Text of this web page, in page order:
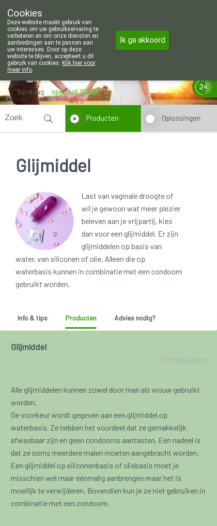
011/606002
Vandaag open tot 18u30
Producten Oplossingen
Glijmiddel
Last van vaginale droogte of
wil je gewoon wat meer plezier
beleven aan je vrijpartij, kies
dan voor een glijmiddel. Er zijn
glijmiddelen op basis van
water, van siliconen of olie. Alleen die op
waterbasis kunnen in combinatie met een condoom
gebruikt worden.
Info & tips Producten Advies nodig?
Glijmiddel
7 Producten
Alle glijmiddelen kunnen zowel door man als vrouw gebruikt
worden.
De voorkeur wordt gegeven aan een glijmiddel op
waterbasis. Ze hebben het voordeel dat ze gemakkelijk
afwasbaar zijn en geen condooms aantasten. Een nadeel is
dat ze soms meerdere malen moeten aangebracht worden.
Een glijmiddel op siliconenbasis of oliebasis moet je
misschien wel maar éénmalig aanbrengen maar het is
moeilijk te verwijderen. Bovendien kun je ze niet gebruiken in
combinatie met een condoom.
Cookies
Deze website maakt gebruik van
cookies om uw gebruikservaring te
verbeteren en om onze diensten en
aanbiedingen aan te passen aan
uw interesses. Door op deze
website te blijven, accepteert u dit
gebruik van cookies. Klik hier voor
meer info.
Ik ga akkoord